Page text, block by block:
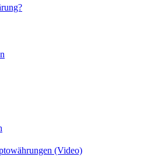
(Video)